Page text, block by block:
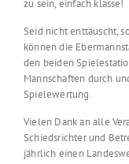
zu sein, einfach klasse!
Seid nicht enttäuscht,
können die
den beiden
Mannschaften durch
Spielewertung.
Vielen Dank an alle
Schiedsrichter und
jährlich einen